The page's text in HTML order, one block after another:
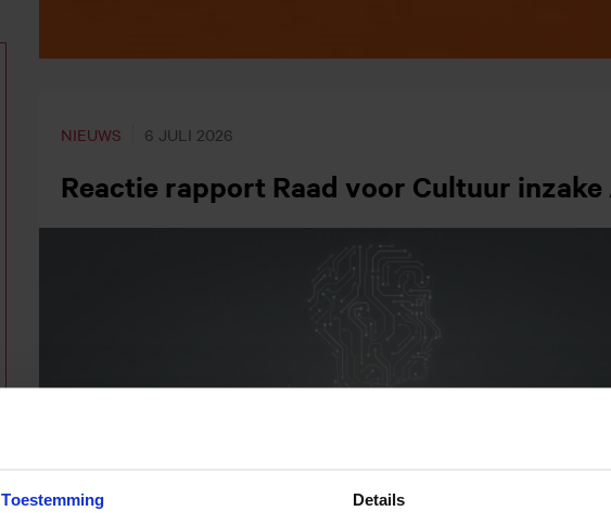
Toestemming Details
Reactie rapport Raad voor Cultuur inzake
NIEUWS 6 JULI 2026